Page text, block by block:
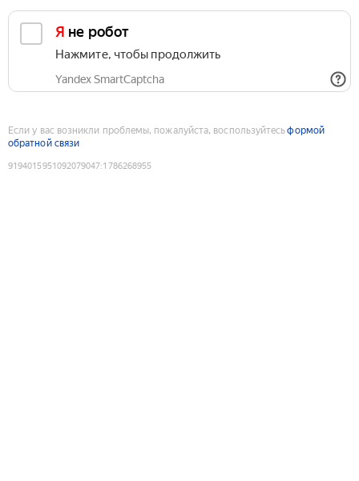
Я не робот
Нажмите, чтобы продолжить
Yandex SmartCaptcha
Если у вас возникли проблемы, пожалуйста, воспользуйтесьформой
обратной связи
9194015951092079047:1786268955